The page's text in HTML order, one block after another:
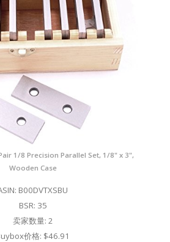
1/8 Precision Parallel Set, 1/8" x 3",
Wooden Case
B00DVTXSBU
BSR: 35
卖家数量: 2
价格: $46.91